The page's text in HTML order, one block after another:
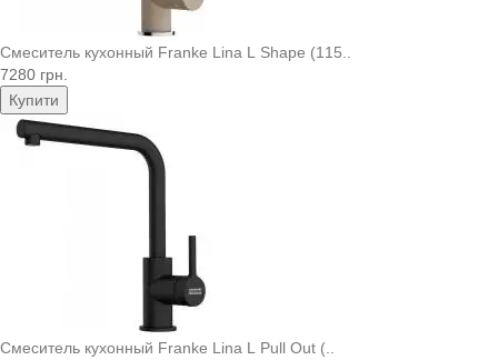
Смеситель кухонный Franke Lina L Shape (115..
7280 грн.
Купити
Смеситель кухонный Franke Lina L Pull Out (..